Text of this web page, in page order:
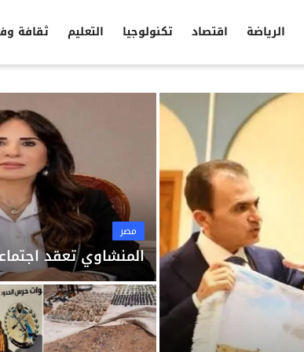
الرياضة اقتصاد تكنولوجيا التعليم ثقافة
مصر
مصر
المنشاوي تعقد